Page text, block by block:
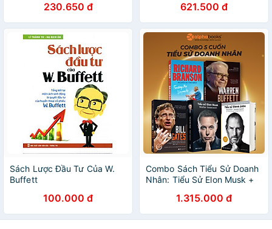
Chứng Khoán Của Tỷ Phú
Warren Buffett Và George
Soros (Tái Bản)
230.650 đ
Chứng Khoán Của Tỷ Phú
Warren Buffett Và George
Soros + Phân Tích Chứng
Khoán (Bìa Cứng) (Kỹ Năng
Phân Tích & Đầu Tư Chứng
Khoán Của Người Chiến
Thắng Thị Trường)
621.500 đ
Sách Lược Đầu Tư Của W.
Buffett
100.000 đ
Combo Sách Tiểu Sử Doanh
Nhân: Tiểu Sử Elon Musk +
Sử Bill Gates + Richard
Branson - Người Đi Tìm Bão
+ Warren Buffett - Quá Trình
1.315.000 đ